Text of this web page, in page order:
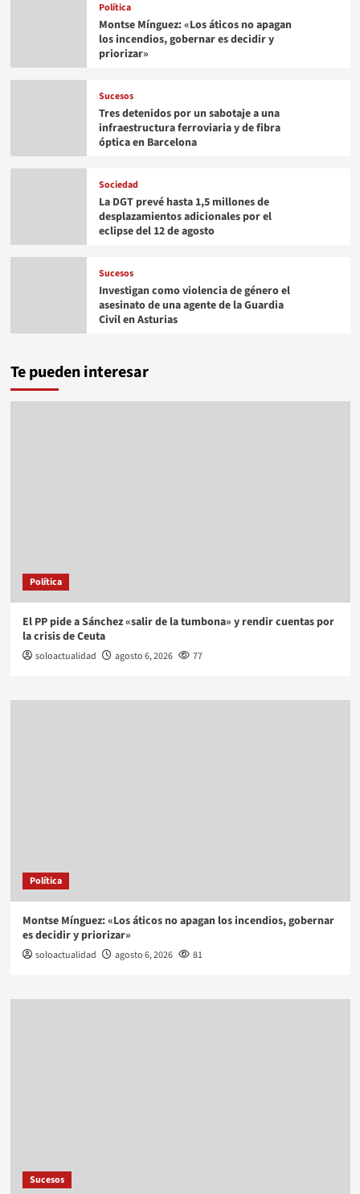
Política
Montse Mínguez: «Los áticos no apagan
los incendios, gobernar es decidir y
priorizar»
Sucesos
Tres detenidos por un sabotaje a una
infraestructura ferroviaria y de fibra
óptica en Barcelona
Sociedad
La DGT prevé hasta 1,5 millones de
desplazamientos adicionales por el
eclipse del 12 de agosto
Sucesos
Investigan como violencia de género el
asesinato de una agente de la Guardia
Civil en Asturias
Te pueden interesar
Política
El PP pide a Sánchez «salir de la tumbona» y rendir cuentas por
la crisis de Ceuta
soloactualidad agosto 6, 2026 77
Política
Montse Mínguez: «Los áticos no apagan los incendios, gobernar
es decidir y priorizar»
soloactualidad agosto 6, 2026 81
Sucesos